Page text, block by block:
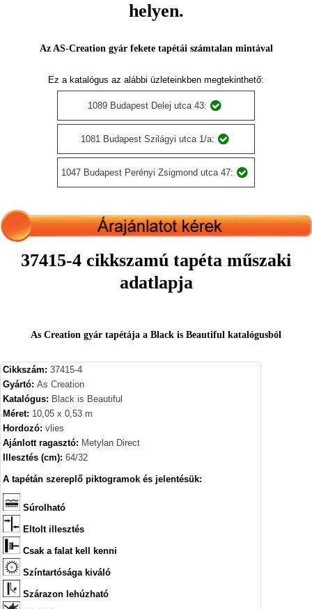
helyen.
Az AS-Creation gyár fekete tapétái számtalan mintával
Ez a katalógus az alábbi üzleteinkben megtekinthető:
1089 Budapest Delej utca 43:
1081 Budapest Szilágyi utca 1/a:
1047 Budapest Perényi Zsigmond utca 47:
37415-4 cikkszamú tapéta műszaki
adatlapja
As Creation gyár tapétája a Black is Beautiful katalógusból
Cikkszám: 37415-4
Gyártó: As Creation
Katalógus: Black is Beautiful
Méret: 10,05 x 0,53 m
Hordozó: vlies
Ajánlott ragasztó: Metylan Direct
Illesztés (cm): 64/32
A tapétán szereplő piktogramok és jelentésük:
Súrolható
Eltolt illesztés
Csak a falat kell kenni
Színtartósága kiváló
Szárazon lehúzható